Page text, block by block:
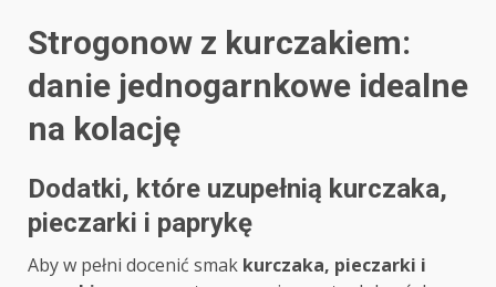
Strogonow z kurczakiem:
danie jednogarnkowe idealne
na kolację
Dodatki, które uzupełnią kurczaka,
pieczarki i paprykę
Aby w pełni docenić smak kurczaka, pieczarki i